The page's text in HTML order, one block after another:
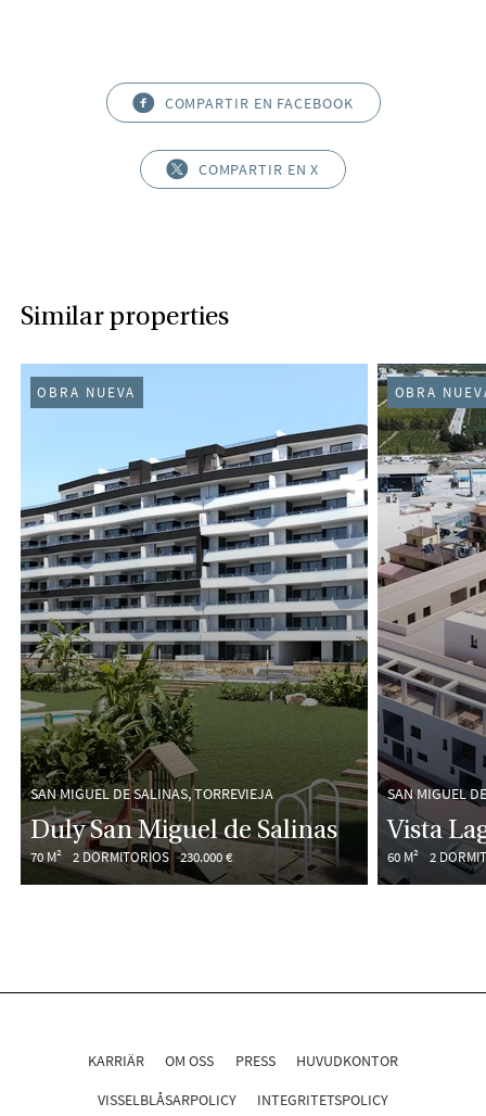
COMPARTIR EN FACEBOOK
COMPARTIR EN X
Similar properties
SAN MIGUEL DE SALINAS, TORREVIEJA
Duly San Miguel de Salinas
70 M² 2 DORMITORIOS 230.000 €
OBRA NUEVA
SAN MIGUEL
Vista
60 M² 2
OBRA
KARRIÄR OM OSS PRESS HUVUDKONTOR
VISSELBLÅSARPOLICY INTEGRITETSPOLICY